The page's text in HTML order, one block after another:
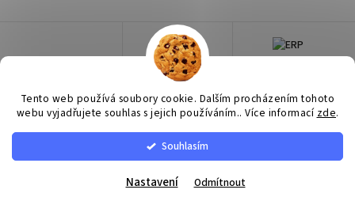
Tento web používá soubory cookie. Dalším procházením tohoto
webu vyjadřujete souhlas s jejich používáním.. Více informací zde.
Souhlasím
Nastavení Odmítnout
Surtep. Všechna práva vyhrazena.
VytvořilShoptet| DesignShoptak.cz